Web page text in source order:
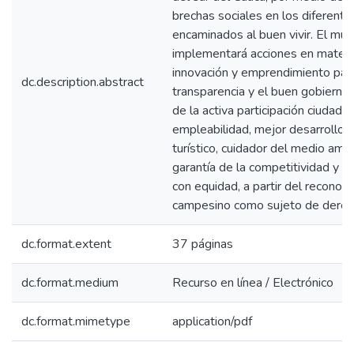
dc.description.abstract
brechas sociales en los
encaminados al buen vivir. El
implementará acciones en
innovación y emprendimiento
transparencia y el buen
de la activa participación
empleabilidad, mejor desarrollo
turístico, cuidador del medio
garantía de la competitividad y
con equidad, a partir del
campesino como sujeto de
dc.format.extent 37 páginas
dc.format.medium Recurso en línea / Electrónico
dc.format.mimetype application/pdf